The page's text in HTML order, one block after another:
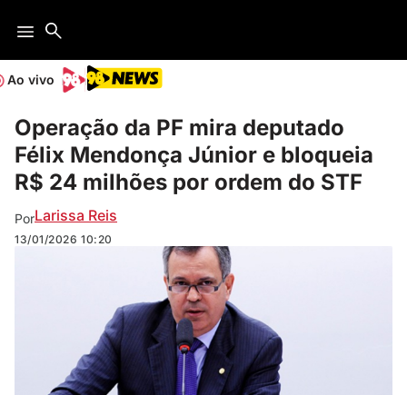
Ao vivo
Operação da PF mira deputado
Félix Mendonça Júnior e bloqueia
R$ 24 milhões por ordem do STF
PorLarissa Reis
13/01/2026 10:20